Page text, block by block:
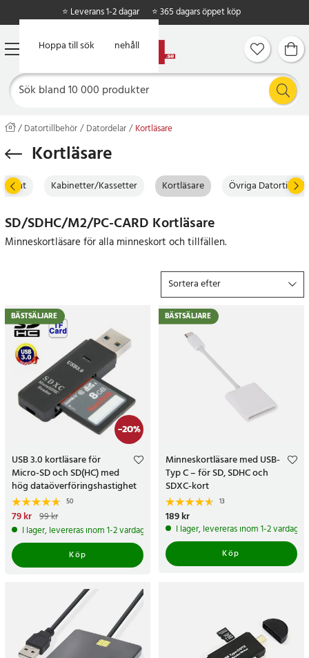
Hoppa till huvudinnehåll
Hoppa till sök
⭐ Leverans 1-2 dagar ⭐ 365 dagars öppet köp
Datortillbehör Datordelar Kortläsare
Kortläsare
Kabinetter/Kassetter Kortläsare Övriga
SD/SDHC/M2/PC-CARD Kortläsare
Minneskortläsare för alla minneskort och tillfällen.
Sortera efter
-20%
BÄSTSÄLJARE
USB 3.0 kortläsare för
Micro-SD och SD(HC) med
hög dataöverföringshastighet
50
Nuvarande pris
pris:99 kr
79 kr 99 kr
I lager, levereras inom 1-2 vardagar
Köp
BÄSTSÄLJARE
Minneskortläsare med USB-
Typ C – för SD, SDHC och
SDXC-kort
13
Pris:189 kr
189 kr
I lager, levereras inom 1-2 vardagar
Köp